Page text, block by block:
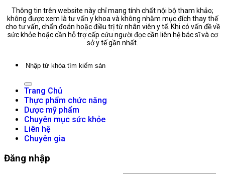
Thông tin trên website này chỉ mang tính chất nội bộ tham khảo;
không được xem là tư vấn y khoa và không nhằm mục đích thay thế
cho tư vấn, chẩn đoán hoặc điều trị từ nhân viên y tế. Khi có vấn đề về
sức khỏe hoặc cần hỗ trợ cấp cứu người đọc cần liên hệ bác sĩ và cơ
sở y tế gần nhất.
kiếm:
Trang Chủ
Thực phẩm chức năng
Dược mỹ phẩm
Chuyên mục sức khỏe
Liên hệ
Chuyên gia
Đăng nhập